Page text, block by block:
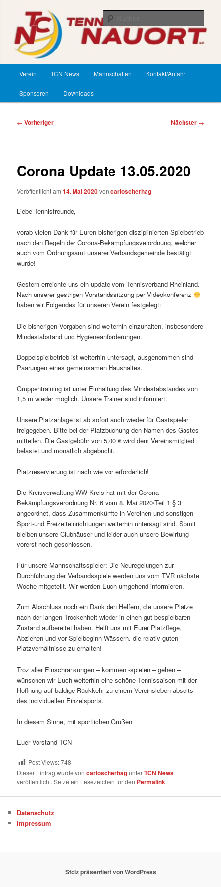
springenTennisClub Nauort
Verein TCN News Mannschaften Kontakt/Anfahrt
Sponsoren Downloads
Beitragsnavigation
← Vorheriger Nächster →
Corona Update 13.05.2020
Veröffentlicht am14. Mai 2020voncarloscherhag
Liebe Tennisfreunde,
vorab vielen Dank für Euren bisherigen disziplinierten Spielbetrieb
nach den Regeln der Corona-Bekämpfungsverordnung, welcher
auch vom Ordnungsamt unserer Verbandsgemeinde bestätigt
wurde!
Gestern erreichte uns ein update vom Tennisverband Rheinland.
Nach unserer gestrigen Vorstandssitzung per Videokonferenz
haben wir Folgendes für unseren Verein festgelegt:
Die bisherigen Vorgaben sind weiterhin einzuhalten, insbesondere
Mindestabstand und Hygieneanforderungen.
Doppelspielbetrieb ist weiterhin untersagt, ausgenommen sind
Paarungen eines gemeinsamen Haushaltes.
Gruppentraining ist unter Einhaltung des Mindestabstandes von
1,5 m wieder möglich. Unsere Trainer sind informiert.
Unsere Platzanlage ist ab sofort auch wieder für Gastspieler
freigegeben. Bitte bei der Platzbuchung den Namen des Gastes
mitteilen. Die Gastgebühr von 5,00 € wird dem Vereinsmitglied
belastet und monatlich abgebucht.
Platzreservierung ist nach wie vor erforderlich!
Die Kreisverwaltung WW-Kreis hat mit der Corona-
Bekämpfungsverordnung Nr. 6 vom 8. Mai 2020/Teil 1 § 3
angeordnet, dass Zusammenkünfte in Vereinen und sonstigen
Sport-und Freizeiteinrichtungen weiterhin untersagt sind. Somit
bleiben unsere Clubhäuser und leider auch unsere Bewirtung
vorerst noch geschlossen.
Für unsere Mannschaftsspieler: Die Neuregelungen zur
Durchführung der Verbandsspiele werden uns vom TVR nächste
Woche mitgeteilt. Wir werden Euch umgehend informieren.
Zum Abschluss noch ein Dank den Helfern, die unsere Plätze
nach der langen Trockenheit wieder in einen gut bespielbaren
Zustand aufbereitet haben. Helft uns mit Eurer Platzflege,
Abziehen und vor Spielbeginn Wässern, die relativ guten
Platzverhältnisse zu erhalten!
Troz aller Einschränkungen – kommen -spielen – gehen –
wünschen wir Euch weiterhin eine schöne Tennissaison mit der
Hoffnung auf baldige Rückkehr zu einem Vereinsleben abseits
des individuellen Einzelsports.
In diesem Sinne, mit sportlichen Grüßen
Euer Vorstand TCN
Post Views:748
Dieser Eintrag wurde voncarloscherhagunterTCN News
veröffentlicht. Setze ein Lesezeichen für den Permalink.
Datenschutz
Impressum
Stolz präsentiert von WordPress